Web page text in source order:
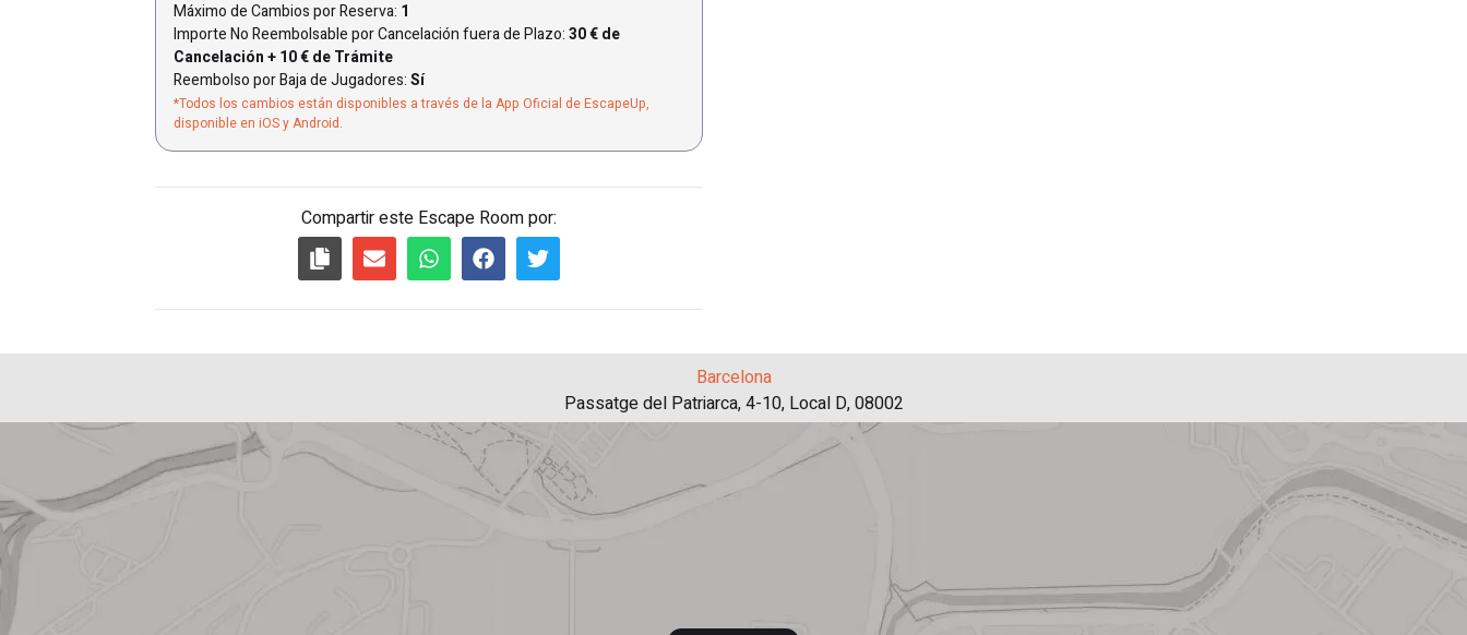
Máximo de Cambios por Reserva: 1
Importe No Reembolsable por Cancelación fuera de Plazo: 30 € de
Cancelación + 10 € de Trámite
Reembolso por Baja de Jugadores: Sí
*Todos los cambios están disponibles a través de la App Oficial de EscapeUp,
disponible en iOS y Android.
Compartir este Escape Room por:
Barcelona
Passatge del Patriarca, 4-10, Local D, 08002